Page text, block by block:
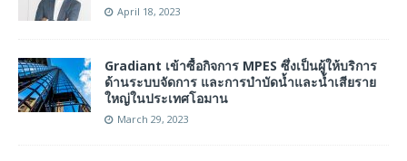
April 18, 2023
Gradiant เข้าซื้อกิจการ MPES ซึ่งเป็นผู้ให้บริการ
ด้านระบบจัดการ และการบำบัดน้ำและน้ำเสียราย
ใหญ่ในประเทศโอมาน
March 29, 2023